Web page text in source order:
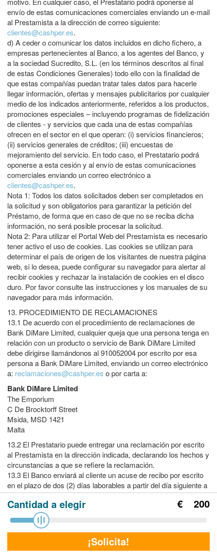
envío de estas comunicaciones comerciales enviando un e-mail
al Prestamista a la dirección de correo siguiente:
clientes@cashper.es.
d) A ceder o comunicar los datos incluidos en dicho fichero, a
empresas pertenecientes al Banco, a los agentes del Banco, y
a la sociedad Sucredito, S.L. (en los términos descritos al final
de estas Condiciones Generales) todo ello con la finalidad de
que estas compañías puedan tratar tales datos para hacerle
llegar información, ofertas y mensajes publicitarios por cualquier
medio de los indicados anteriormente, referidos a los productos,
promociones especiales – incluyendo programas de fidelización
de clientes - y servicios que cada una de estas compañías
ofrecen en el sector en el que operan: (i) servicios financieros;
(ii) servicios generales de créditos; (iii) encuestas de
mejoramiento del servicio. En todo caso, el Prestatario podrá
oponerse a esta cesión y al envío de estas comunicaciones
comerciales enviando un correo electrónico a
clientes@cashper.es.
Nota 1: Todos los datos solicitados deben ser completados en
la solicitud y son obligatorios para garantizar la petición del
Préstamo, de forma que en caso de que no se reciba dicha
información, no será posible procesar la solicitud.
Nota 2: Para utilizar el Portal Web del Prestamista es necesario
tener activo el uso de cookies. Las cookies se utilizan para
determinar el país de origen de los visitantes de nuestra página
web, si lo desea, puede configurar su navegador para alertar al
recibir cookies y rechazar la instalación de cookies en el disco
duro. Por favor consulte las instrucciones y los manuales de su
navegador para más información.
13. PROCEDIMIENTO DE RECLAMACIONES
13.1 De acuerdo con el procedimiento de reclamaciones de
Bank DiMare Limited, cualquier queja que una persona tenga en
relación con un producto o servicio de Bank DiMare Limited
debe dirigirse llamándonos al 910052004 por escrito por esa
persona a Bank DiMare Limited, enviando un correo electrónico
a: reclamaciones@cashper.es o por carta a:
Bank DiMare Limited
The Emporium
C De Brocktorff Street
Msida, MSD 1421
Malta
13.2 El Prestatario puede entregar una reclamación por escrito
al Prestamista en la dirección indicada, declarando los hechos y
circunstancias a que se refiere la reclamación.
13.3 El Banco enviará al cliente un acuse de recibo por escrito
en el plazo de dos (2) días laborables a partir del día siguiente a
la recepción de la reclamación por el Banco. El Banco confirma
que se tomarán todas las medidas necesarias para resolver la
reclamación en un plazo de quince (15) días laborables. En
caso de no ser posible, el Banco informará al cliente al respecto
y le indicará cuándo es probable que se complete.
En caso de que el Prestatario siguiera sin estar satisfecho
Cantidad a elegir € 200
¡Solicita!